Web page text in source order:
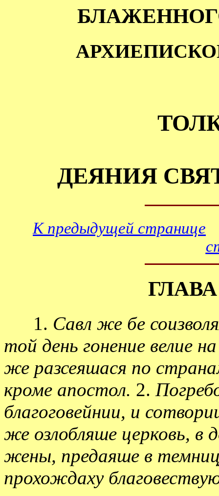
ДЕЯНИЯ
К предыдущей странице
1. Савл же бе
той день гонение велие
же разсеяшася по
кроме апостол. 2.
благоговейнии, и
же озлобляше церковь, в
жены, предаяше в
прохождаху